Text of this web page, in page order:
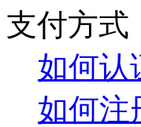
支付方式
如何认
如何注